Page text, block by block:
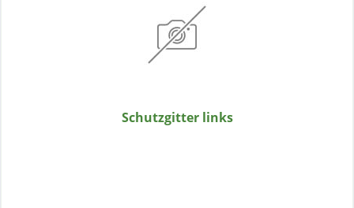
Schutzgitter links